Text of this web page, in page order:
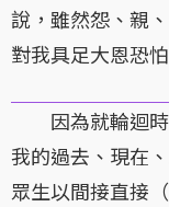
說，雖然怨、親
對我具足大恩恐
因為就輪迴時
我的過去、現在
眾生以間接直接